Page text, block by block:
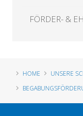
FÖRDER- &
HOME UNSERE